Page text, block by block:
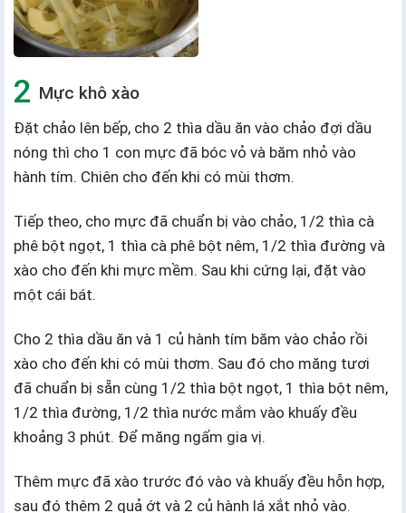
Mực khô xào
Đặt chảo lên bếp, cho 2 thìa dầu ăn vào chảo đợi dầu
nóng thì cho 1 con mực đã bóc vỏ và băm nhỏ vào
hành tím. Chiên cho đến khi có mùi thơm.
Tiếp theo, cho mực đã chuẩn bị vào chảo, 1/2 thìa cà
phê bột ngọt, 1 thìa cà phê bột nêm, 1/2 thìa đường và
xào cho đến khi mực mềm. Sau khi cứng lại, đặt vào
một cái bát.
Cho 2 thìa dầu ăn và 1 củ hành tím băm vào chảo rồi
xào cho đến khi có mùi thơm. Sau đó cho măng tươi
đã chuẩn bị sẵn cùng 1/2 thìa bột ngọt, 1 thìa bột nêm,
1/2 thìa đường, 1/2 thìa nước mắm vào khuấy đều
khoảng 3 phút. Để măng ngấm gia vị.
Thêm mực đã xào trước đó vào và khuấy đều hỗn hợp,
sau đó thêm 2 quả ớt và 2 củ hành lá xắt nhỏ vào.